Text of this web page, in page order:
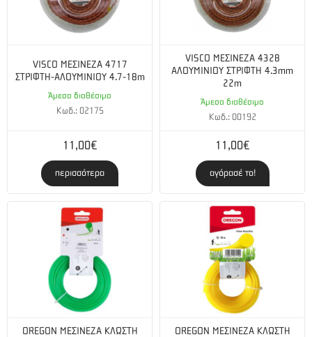
VISCO ΜΕΣΙΝΕΖΑ 4717
ΣΤΡΙΦΤΗ-ΑΛΟΥΜΙΝΙΟΥ 4.7-18m
Άμεσα διαθέσιμο
Κωδ.: 02175
11,00€
περισσότερα
VISCO ΜΕΣΙΝΕΖΑ 4328
ΑΛΟΥΜΙΝΙΟΥ ΣΤΡΙΦΤΗ 4.3mm
22m
Άμεσα διαθέσιμο
Κωδ.: 00192
11,00€
αγόρασέ το!
OREGON ΜΕΣΙΝΕΖΑ ΚΛΩΣΤΗ
OREGON ΜΕΣΙΝΕΖΑ ΚΛΩΣΤΗ